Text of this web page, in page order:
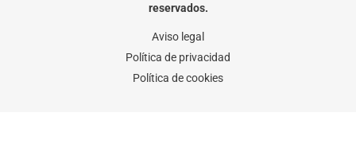
-
m
reservados.
Aviso legal
Política de privacidad
Política de cookies